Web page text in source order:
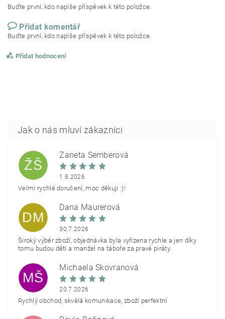
Buďte první, kdo napíše příspěvek k této položce.
Přidat komentář
Buďte první, kdo napíše příspěvek k této položce.
Přidat hodnocení
ŽŠ
Žaneta Šemberová
1.8.2026
Velmi rychlé doručení, moc děkuji :)!
DM
Dana Maurerová
30.7.2026
Široký výběr zboží, objednávka byla vyřízena rychle a jen díky
tomu budou děti a manžel na táboře za pravé piráty.
MŠ
Michaela Škovranová
20.7.2026
Rychlý obchod, skvělá komunikace, zboží perfektní